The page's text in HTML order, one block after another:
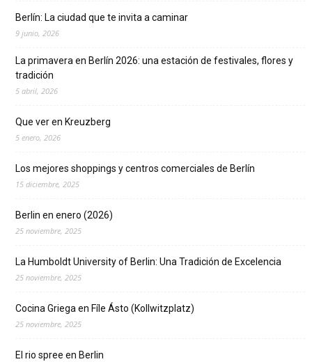
Berlín: La ciudad que te invita a caminar
9 junio, 2026
La primavera en Berlín 2026: una estación de festivales, flores y
tradición
5 abril, 2026
Que ver en Kreuzberg
5 enero, 2026
Los mejores shoppings y centros comerciales de Berlín
15 diciembre, 2025
Berlin en enero (2026)
25 noviembre, 2025
La Humboldt University of Berlin: Una Tradición de Excelencia
25 noviembre, 2025
Cocina Griega en Fíle Ásto (Kollwitzplatz)
25 noviembre, 2025
El rio spree en Berlin